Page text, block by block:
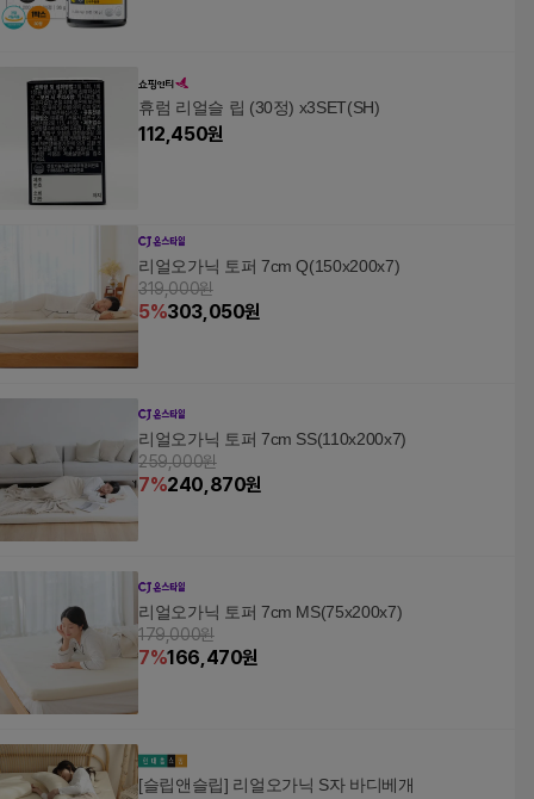
휴럼 리얼슬 립 (30정) x3SET(SH)
112,450원
리얼오가닉 토퍼 7cm Q(150x200x7)
319,000원
5%303,050원
리얼오가닉 토퍼 7cm SS(110x200x7)
259,000원
7%240,870원
리얼오가닉 토퍼 7cm MS(75x200x7)
179,000원
7%166,470원
[슬립앤슬립] 리얼오가닉 S자 바디베개